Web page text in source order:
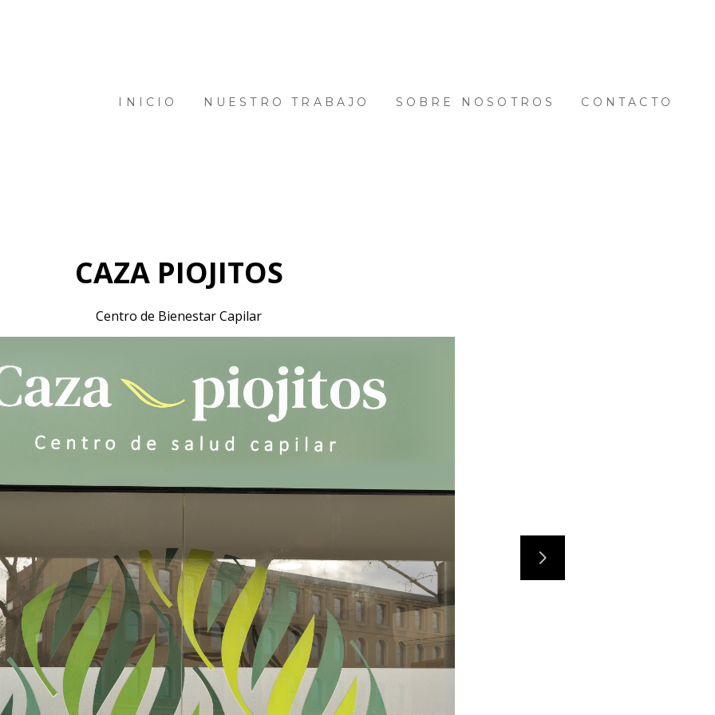
INICIO NUESTRO TRABAJO SOBRE NOSOTROS CONTACTO
CAZA PIOJITOS
Centro de Bienestar Capilar